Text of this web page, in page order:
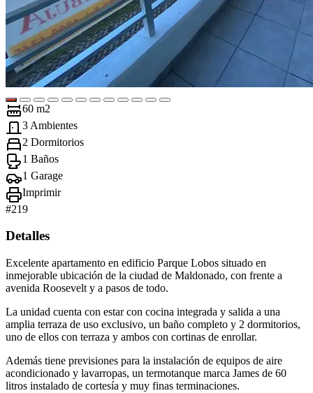
60 m2
3 Ambientes
2 Dormitorios
1 Baños
1 Garage
Imprimir
#219
Detalles
Excelente apartamento en edificio Parque Lobos situado en
inmejorable ubicación de la ciudad de Maldonado, con frente a
avenida Roosevelt y a pasos de todo.
La unidad cuenta con estar con cocina integrada y salida a una
amplia terraza de uso exclusivo, un baño completo y 2 dormitorios,
uno de ellos con terraza y ambos con cortinas de enrollar.
Además tiene previsiones para la instalación de equipos de aire
acondicionado y lavarropas, un termotanque marca James de 60
litros instalado de cortesía y muy finas terminaciones.